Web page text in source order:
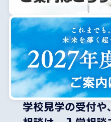
学校見学の受付